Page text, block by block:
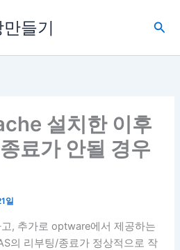
들기
검
설치한 이후
료가 안될 경우
일
, 추가로 optware에서 제공하는
의 리부팅/종료가 정상적으로 작